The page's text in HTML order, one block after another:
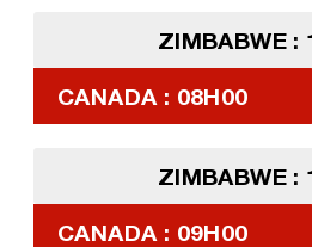
ZIMBABWE :
CANADA : 08H00
ZIMBABWE :
CANADA : 09H00